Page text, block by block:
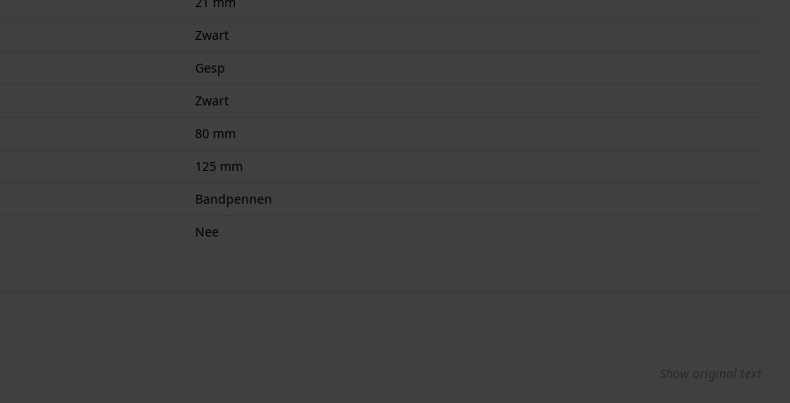
Zwart
Gesp
Zwart
80 mm
125 mm
Bandpennen
Nee
Show original text